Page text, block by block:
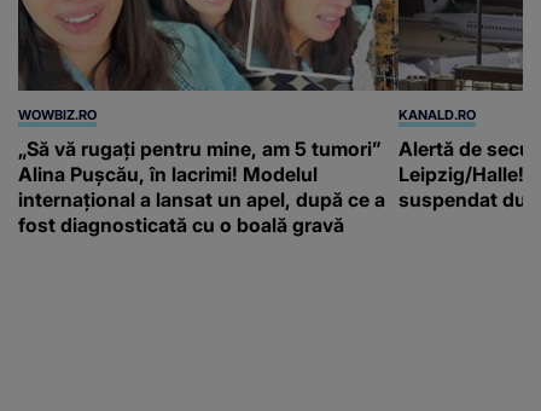
WOWBIZ.RO
„Să vă rugați pentru mine, am 5 tumori”
Alina Pușcău, în lacrimi! Modelul
internațional a lansat un apel, după ce a
fost diagnosticată cu o boală gravă
KANALD.RO
Alertă de
Leipzig/Halle!
suspendat